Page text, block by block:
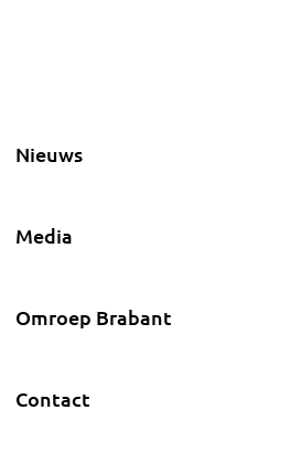
Nieuws
Media
Omroep Brabant
Contact